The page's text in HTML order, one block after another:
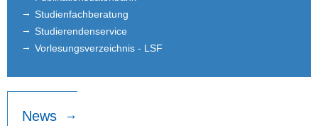
Alumni
Studienfachberatung
Studierendenservice
Vorlesungsverzeichnis - LSF
News